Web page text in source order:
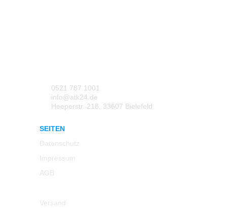
0521 787 1001
info@atk24.de
Heeperstr. 218, 33607 Bielefeld
SEITEN
Datenschutz
Impressum
AGB
Versand